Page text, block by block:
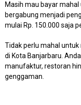
Masih mau bayar
bergabung menjadi
mulai Rp. 150.000 saja
Tidak perlu mahal
di Kota Banjarbaru.
manufaktur, restoran
genggaman.